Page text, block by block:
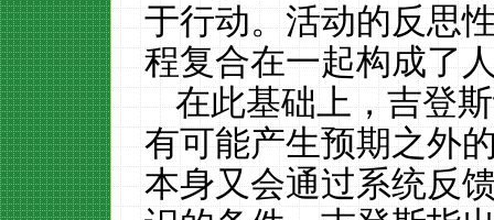
于行动。活动的反思
程复合在一起构成了
在此基础上，吉登
有可能产生预期之外
本身又会通过系统反